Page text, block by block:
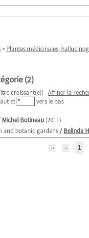
> Plantes médicinales,
(2)
croissant(e)) Affiner la
et vers le bas
Michel Botineau (2011)
and botanic gardens/ Belinda
1